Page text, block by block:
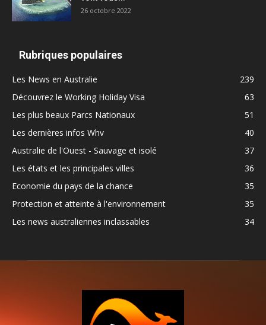
26 octobre 2022
Rubriques populaires
Les News en Australie
239
Découvrez le Working Holiday Visa
63
Les plus beaux Parcs Nationaux
51
Les dernières infos Whv
40
Australie de l'Ouest - Sauvage et isolé
37
Les états et les principales villes
36
Economie du pays de la chance
35
Protection et atteinte à l'environnement
35
Les news australiennes inclassables
34